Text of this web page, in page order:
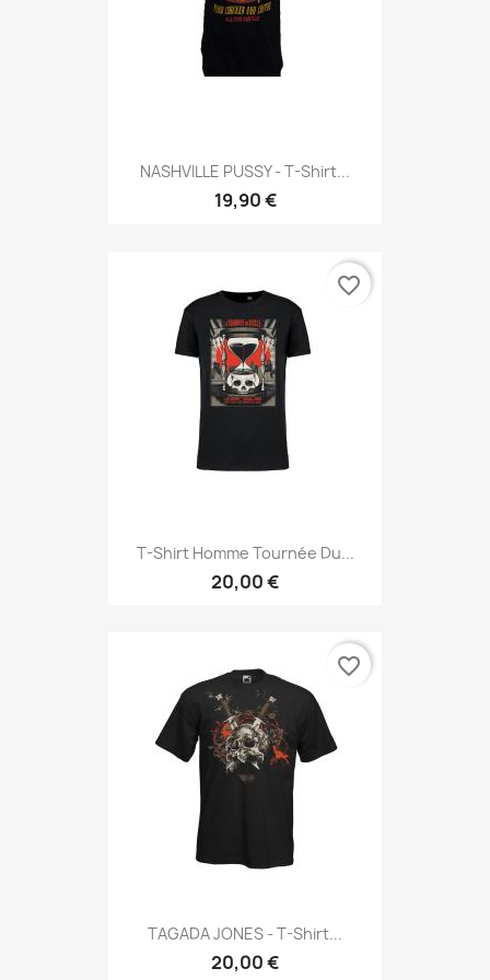
NASHVILLE PUSSY - T-Shirt...
19,90 €
T-Shirt Homme Tournée Du...
20,00 €
favorite_border
TAGADA JONES - T-Shirt...
20,00 €
favorite_border